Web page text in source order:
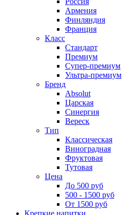
Армения
Финляндия
Франция
Класс
Стандарт
Премиум
Супер-премиум
Ультра-премиум
Бренд
Absolut
Царская
Синергия
Вереск
Тип
Классическая
Виноградная
Фруктовая
Тутовая
Цена
До 500 руб
500 - 1500 руб
От 1500 руб
Крепкие напитки